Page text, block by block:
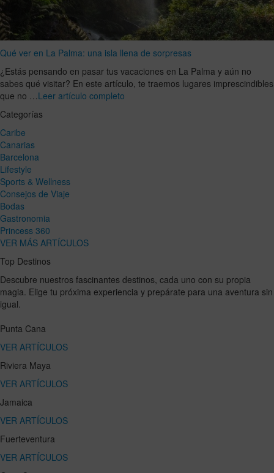
Qué ver en La Palma: una isla llena de sorpresas
¿Estás pensando en pasar tus vacaciones en La Palma y aún no
sabes qué visitar? En este artículo, te traemos lugares imprescindibles
que no …Leer artículo completo
Categorías
Caribe
Canarias
Barcelona
Lifestyle
Sports & Wellness
Consejos de Viaje
Bodas
Gastronomia
Princess 360
VER MÁS ARTÍCULOS
Top Destinos
Descubre nuestros fascinantes destinos, cada uno con su propia
magia. Elige tu próxima experiencia y prepárate para una aventura sin
igual.
Punta Cana
VER ARTÍCULOS
Riviera Maya
VER ARTÍCULOS
Jamaica
VER ARTÍCULOS
Fuerteventura
VER ARTÍCULOS